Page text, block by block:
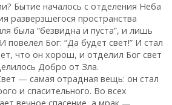
Бытие началось с отделения Неба
разверзшегося пространства
была “безвидна и пуста”, и лишь
повелел Бог: “Да будет свет!” И стал
что он хорош, и отделил Бог свет
Добро от Зла.
— самая отрадная вещь: он стал
и спасительного. Во всех